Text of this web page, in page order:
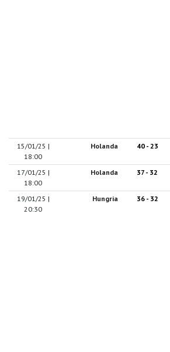
15/01/25 |
18:00
Holanda 40 - 23
17/01/25 |
18:00
Holanda 37 - 32
19/01/25 |
20:30
Hungria 36 - 32